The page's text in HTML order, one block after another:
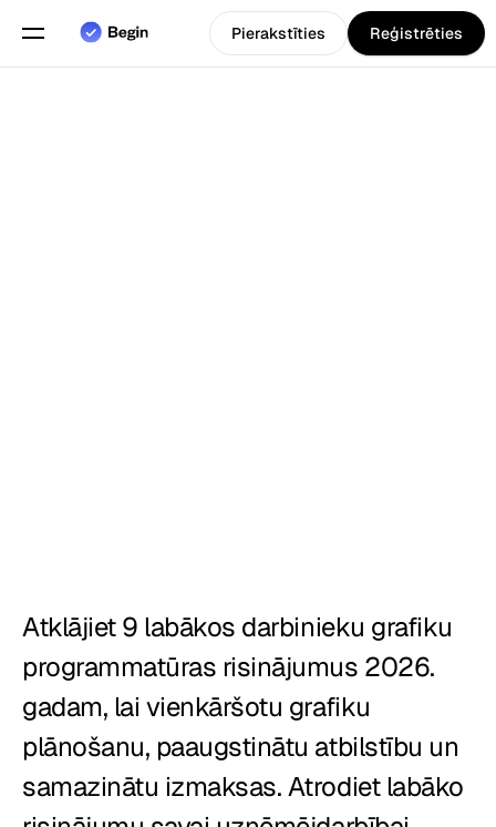
Maiznīcas
Ēdināšana
Cenas
Pierakstīties Reģistrēties
Atklājiet 9 labākos darbinieku grafiku
programmatūras risinājumus 2026.
gadam, lai vienkāršotu grafiku
plānošanu, paaugstinātu atbilstību un
samazinātu izmaksas. Atrodiet labāko